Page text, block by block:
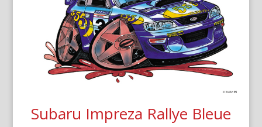
Subaru Impreza Rallye Bleue